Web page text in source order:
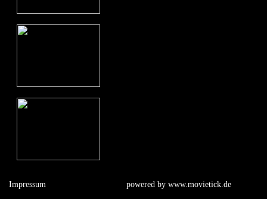
Impressum powered by www.movietick.de